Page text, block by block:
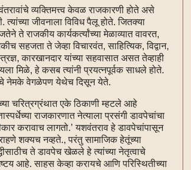
व्यक्तिमत्त्व केवळ राजकारणी होते असे
त्यांच्या जीवनाला विविध पैलू होते. जितक्या
ते राजकीय कार्यकर्त्यांच्या मेळाव्यात वावरत,
सहजता ते जेव्हा विचारवंत, साहित्यिक, विद्वान,
कारखानदार यांच्या सहवासात असत तेव्हाही
मिळे, हे कसब त्यांनी प्रयत्‍नपूर्वक साधले होते.
नेमके वेगळेपण येथेच दिसून येते.
चरित्रग्रंथात एके ठिकाणी म्हटले आहे
राजकारणात नेत्याला प्रसंगी डावपेचांचा
करावाच लागतो.’ यशवंतराव हे डावपेचांपासून
शक्यच नव्हते., परंतु सामाजिक हेतूंच्या
ते डावपेच खेळले हे त्यांच्या नेतृत्वाचे
आहे. साहस केव्हा करायचे आणि परिस्थितीच्या